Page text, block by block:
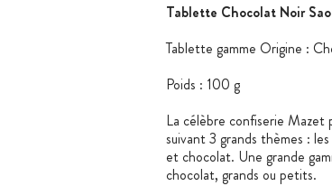
Tablette Chocolat Noir
Tablette gamme Origine :
Poids : 100 g
La célèbre confiserie
suivant 3 grands thèmes :
et chocolat. Une grande
chocolat, grands ou petits.